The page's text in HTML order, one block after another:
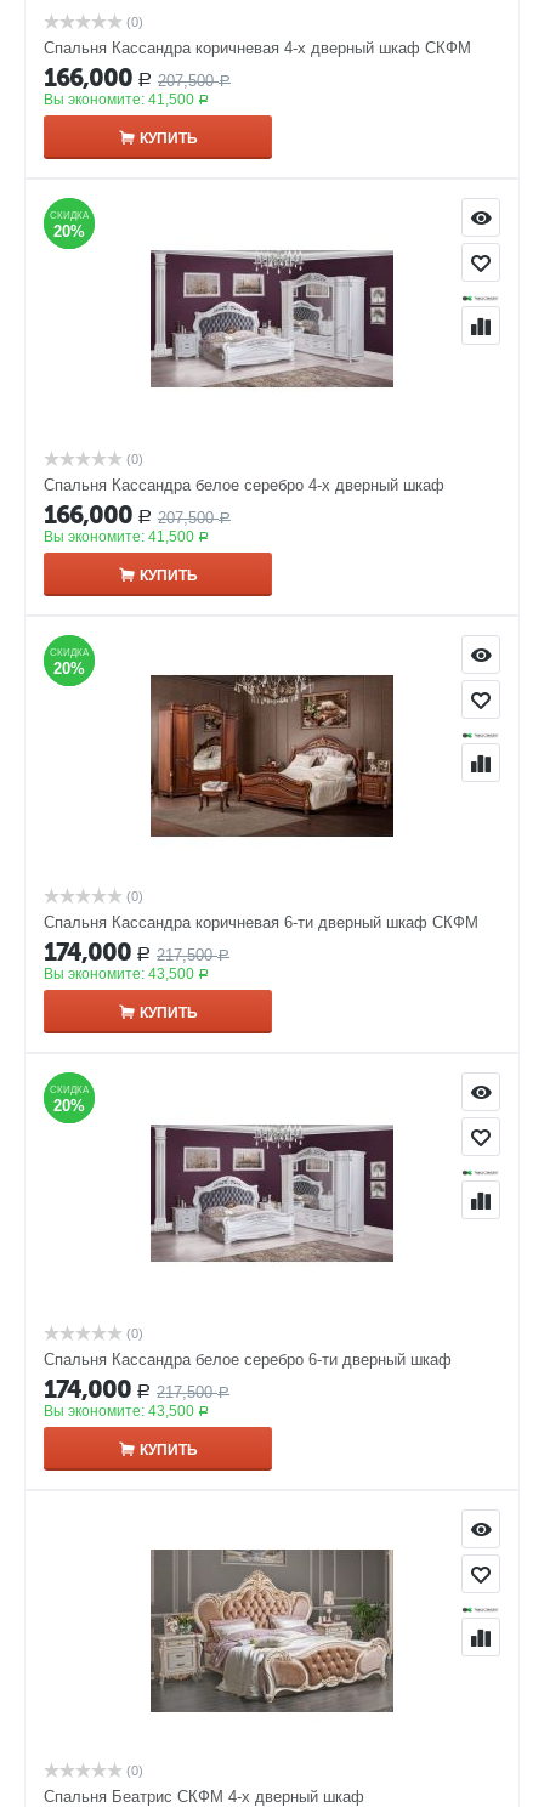
(0)
Спальня Кассандра коричневая 4-х дверный шкаф СКФМ
166,000 Р 207,500 Р
Вы экономите: 41,500 Р
КУПИТЬ
СКИДКА
20%
СКИДКА
20%
(0)
Спальня Кассандра белое серебро 4-х дверный шкаф
166,000 Р 207,500 Р
Вы экономите: 41,500 Р
КУПИТЬ
СКИДКА
20%
СКИДКА
20%
(0)
Спальня Кассандра коричневая 6-ти дверный шкаф СКФМ
174,000 Р 217,500 Р
Вы экономите: 43,500 Р
КУПИТЬ
СКИДКА
20%
СКИДКА
20%
(0)
Спальня Кассандра белое серебро 6-ти дверный шкаф
174,000 Р 217,500 Р
Вы экономите: 43,500 Р
КУПИТЬ
(0)
Спальня Беатрис СКФМ 4-х дверный шкаф